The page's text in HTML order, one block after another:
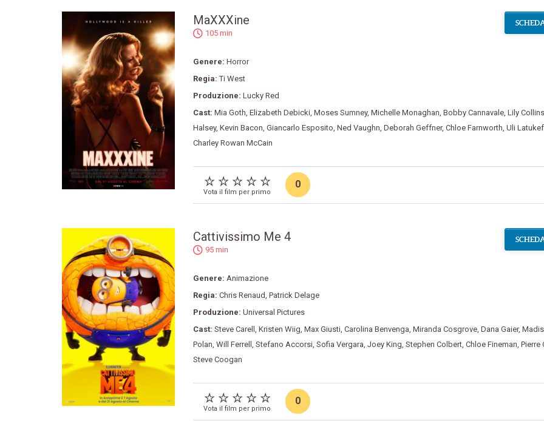
MaXXXine
105 min
Genere: Horror
Regia:Ti West
Produzione: Lucky Red
Cast: Mia Goth Elizabeth Debicki, Moses Sumney, Michelle Monaghan Bobby Cannavale, Lily Collins
Halsey, Kevin Bacon Giancarlo Esposito Ned Vaughn Deborah Geffner, Chloe Farnworth Uli
Charley Rowan McCain
Vota il film per primo
0
Cattivissimo Me 4
95 min
Genere: Animazione
Regia: Chris Renaud, Patrick Delage
Produzione: Universal Pictures
Cast: Steve Carell , Kristen Wiig, Max Giusti, Carolina Benvenga, Miranda Cosgrove, Dana Gaier,
Polan, Will Ferrell , Stefano Accorsi, Sofia Vergara, Joey King, Stephen Colbert, Chloe Fineman, Pierre
Steve Coogan
Vota il film per primo
0